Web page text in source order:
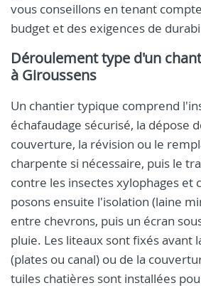
vous conseillons en tenant
budget et des exigences de
Déroulement type d'un
à Giroussens
Un chantier typique comprend
échafaudage sécurisé, la dépose
couverture, la révision ou le
charpente si nécessaire, puis le
contre les insectes xylophages et
posons ensuite l'isolation (laine
entre chevrons, puis un écran
pluie. Les liteaux sont fixés avant
(plates ou canal) ou de la
tuiles chatières sont installées